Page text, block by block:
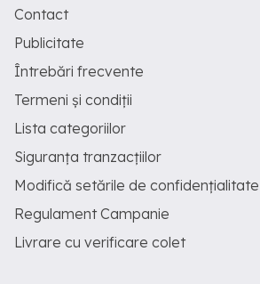
Contact
Publicitate
Întrebări frecvente
Termeni și condiții
Lista categoriilor
Siguranța tranzacțiilor
Modifică setările de confidențialitate
Regulament Campanie
Livrare cu verificare colet